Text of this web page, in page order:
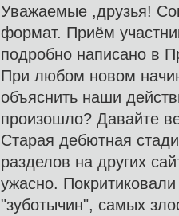
Уважаемые ,друзья!
формат. Приём
подробно написано в
При любом новом
объяснить наши
произошло? Давайте
Старая дебютная
разделов на других
ужасно.
"зуботычин", самых